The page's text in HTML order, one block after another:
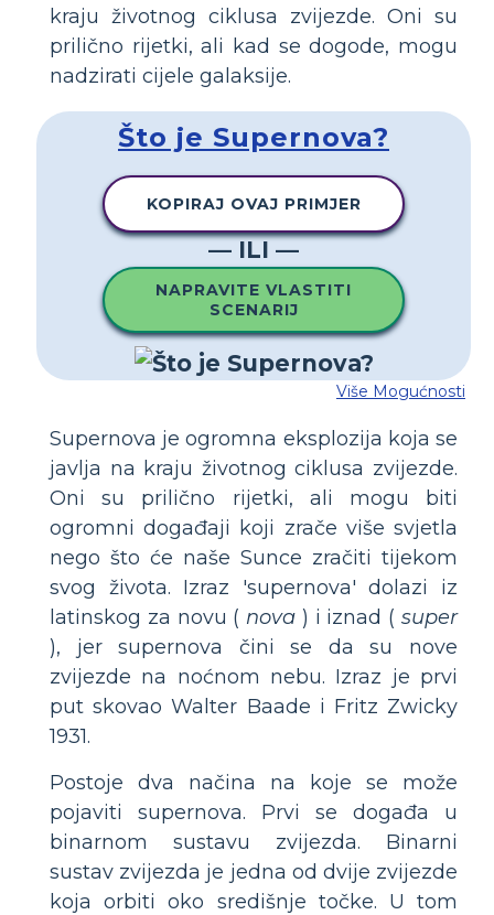
kraju životnog ciklusa zvijezde. Oni su
prilično rijetki, ali kad se dogode, mogu
nadzirati cijele galaksije.
Što je Supernova?
KOPIRAJ OVAJ PRIMJER
— ILI —
NAPRAVITE VLASTITI
SCENARIJ
Više Mogućnosti
Supernova je ogromna eksplozija koja se
javlja na kraju životnog ciklusa zvijezde.
Oni su prilično rijetki, ali mogu biti
ogromni događaji koji zrače više svjetla
nego što će naše Sunce zračiti tijekom
svog života. Izraz 'supernova' dolazi iz
latinskog za novu ( nova ) i iznad (super
), jer supernova čini se da su nove
zvijezde na noćnom nebu. Izraz je prvi
put skovao Walter Baade i Fritz Zwicky
1931.
Postoje dva načina na koje se može
pojaviti supernova. Prvi se događa u
binarnom sustavu zvijezda. Binarni
sustav zvijezda je jedna od dvije zvijezde
koja orbiti oko središnje točke. U tom